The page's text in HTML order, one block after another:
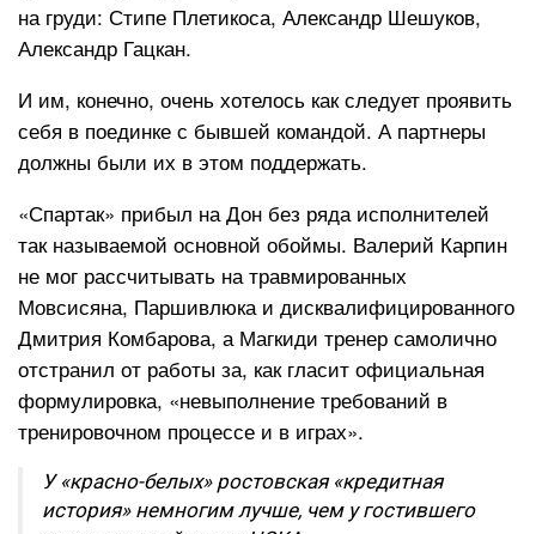
на груди: Стипе Плетикоса, Александр Шешуков,
Александр Гацкан.
И им, конечно, очень хотелось как следует проявить
себя в поединке с бывшей командой. А партнеры
должны были их в этом поддержать.
«Спартак» прибыл на Дон без ряда исполнителей
так называемой основной обоймы. Валерий Карпин
не мог рассчитывать на травмированных
Мовсисяна, Паршивлюка и дисквалифицированного
Дмитрия Комбарова, а Магкиди тренер самолично
отстранил от работы за, как гласит официальная
формулировка, «невыполнение требований в
тренировочном процессе и в играх».
У «красно-белых» ростовская «кредитная
история» немногим лучше, чем у гостившего